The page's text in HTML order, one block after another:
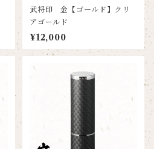
武将印 金【ゴールド】クリ
アゴールド
¥12,000